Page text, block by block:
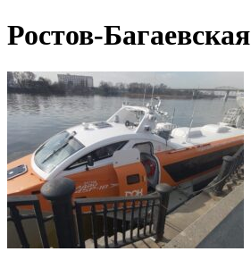
Ростов-Багаевская